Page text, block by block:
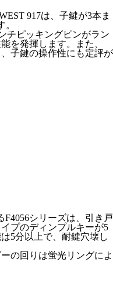
917は、子鍵が3本ま
チピッキングピンがラン
を発揮します。また、
子鍵の操作性にも定評が
シリーズは、引き戸
プのディンプルキーが5
5分以上で、耐鍵穴壊し
の回りは蛍光リングによ